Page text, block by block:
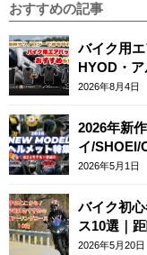
おすすめの記事
バイク用
HYOD・
2026年8月4日
2026年新
イ/SHOEI/
ルまとめ
2026年5月1日
バイク初
ス10選｜
2026年5月20日